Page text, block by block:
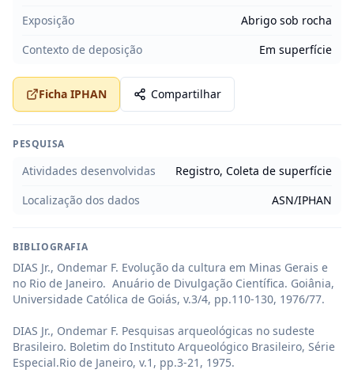
Exposição
Abrigo sob rocha
Contexto de deposição
Em superfície
Ficha IPHAN Compartilhar
PESQUISA
Atividades desenvolvidas
Registro, Coleta de superfície
Localização dos dados
ASN/IPHAN
BIBLIOGRAFIA
DIAS Jr., Ondemar F. Evolução da cultura em Minas Gerais e
no Rio de Janeiro.  Anuário de Divulgação Científica. Goiânia,
Universidade Católica de Goiás, v.3/4, pp.110-130, 1976/77.
DIAS Jr., Ondemar F. Pesquisas arqueológicas no sudeste
Brasileiro. Boletim do Instituto Arqueológico Brasileiro, Série
Especial.Rio de Janeiro, v.1, pp.3-21, 1975.